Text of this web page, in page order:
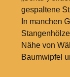
gespaltene
In manchen
Nähe von
Baumwipfel